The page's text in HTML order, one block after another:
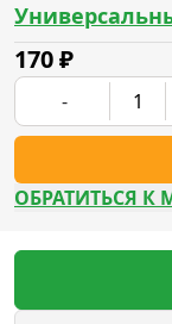
170₽
-
ОБРАТИТЬСЯ К